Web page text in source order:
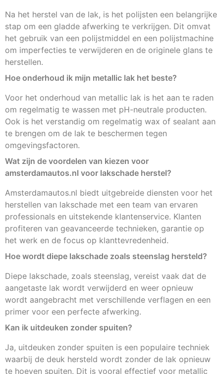
Na het herstel van de lak, is het polijsten een belangrijke
stap om een gladde afwerking te verkrijgen. Dit omvat
het gebruik van een polijstmiddel en een polijstmachine
om imperfecties te verwijderen en de originele glans te
herstellen.
Hoe onderhoud ik mijn metallic lak het beste?
Voor het onderhoud van metallic lak is het aan te raden
om regelmatig te wassen met pH-neutrale producten.
Ook is het verstandig om regelmatig wax of sealant aan
te brengen om de lak te beschermen tegen
omgevingsfactoren.
Wat zijn de voordelen van kiezen voor
amsterdamautos.nl voor lakschade herstel?
Amsterdamautos.nl biedt uitgebreide diensten voor het
herstellen van lakschade met een team van ervaren
professionals en uitstekende klantenservice. Klanten
profiteren van geavanceerde technieken, garantie op
het werk en de focus op klanttevredenheid.
Hoe wordt diepe lakschade zoals steenslag hersteld?
Diepe lakschade, zoals steenslag, vereist vaak dat de
aangetaste lak wordt verwijderd en weer opnieuw
wordt aangebracht met verschillende verflagen en een
primer voor een perfecte afwerking.
Kan ik uitdeuken zonder spuiten?
Ja, uitdeuken zonder spuiten is een populaire techniek
waarbij de deuk hersteld wordt zonder de lak opnieuw
te hoeven spuiten. Dit is vooral effectief voor metallic